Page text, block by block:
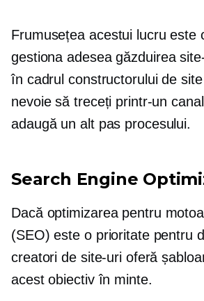
Frumusețea acestui lucru este
gestiona adesea găzduirea
în cadrul constructorului de
nevoie să treceți printr-un
adaugă un alt pas procesului.
Search Engine
Dacă optimizarea pentru
(SEO) este o prioritate pentru
creatori de site-uri oferă
acest obiectiv în minte.